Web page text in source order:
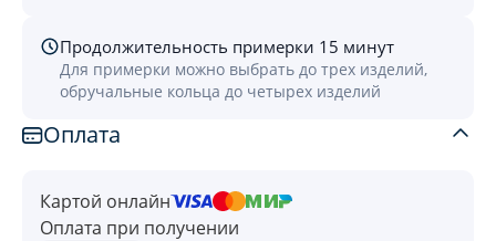
Продолжительность примерки 15 минут
Для примерки можно выбрать до трех изделий,
обручальные кольца до четырех изделий
Оплата
Картой онлайн
Оплата при получении